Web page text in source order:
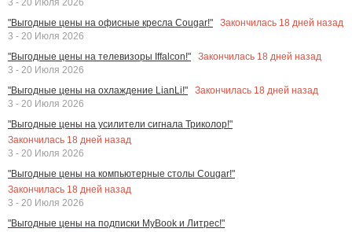
"Выгодные цены на офисные кресла Cougar!"
Закончилась 18 дней назад
3 - 20 Июля 2026
"Выгодные цены на телевизоры Iffalcon!"
Закончилась 18 дней назад
3 - 20 Июля 2026
"Выгодные цены на охлаждение LianLi!"
Закончилась 18 дней назад
3 - 20 Июля 2026
"Выгодные цены на усилители сигнала Триколор!"
Закончилась 18 дней назад
3 - 20 Июля 2026
"Выгодные цены на компьютерные столы Cougar!"
Закончилась 18 дней назад
3 - 20 Июля 2026
"Выгодные цены на подписки MyBook и Литрес!"